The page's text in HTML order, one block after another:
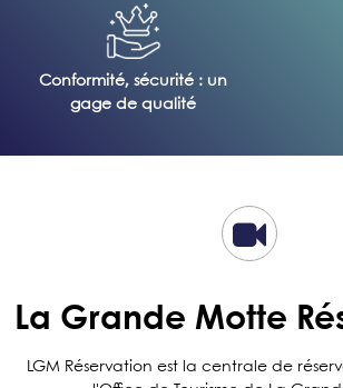
Conformité, sécurité : un
gage de qualité
La Grande Motte
LGM Réservation est la centrale de